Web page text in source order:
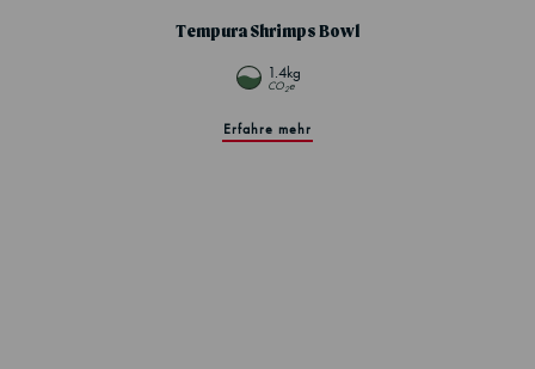
Tempura Shrimps Bowl
1.4kg
CO2e
Erfahre mehr